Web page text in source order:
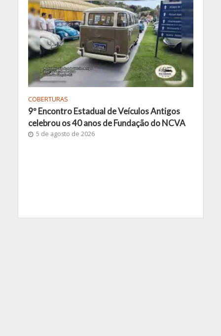
COBERTURAS
9º Encontro Estadual de Veículos Antigos
celebrou os 40 anos de Fundação do NCVA
5 de agosto de 2026